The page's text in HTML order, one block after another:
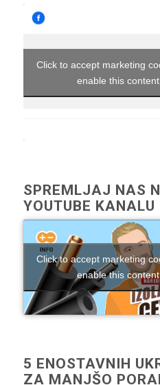
Click to accept marketing
enable this content
SPREMLJAJ NAS
YOUTUBE KANALU
Click to accept marketing
enable this content
5 ENOSTAVNIH
ZA MANJŠO